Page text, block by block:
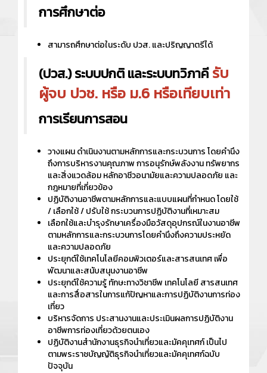
การศึกษาต่อ
สามารถศึกษาต่อในระดับ ปวส. และปริญญาตรีได้
(ปวส.) ระบบปกติ และระบบทวิภาคีรับ
ผู้จบ ปวช. หรือ ม.6 หรือเทียบเท่า
การเรียนการสอน
วางแผน ดำเนินงานตามหลักการและกระบวนการ โดยคำนึง
ถึงการบริหารงานคุณภาพ การอนุรักษ์พลังงาน ทรัพยากร
และสิ่งแวดล้อม หลักอาชีวอนามัยและความปลอดภัย และ
กฎหมายที่เกี่ยวข้อง
ปฏิบัติงานอาชีพตามหลักการและแบบแผนที่กำหนด โดยใช้
/ เลือกใช้ / ปรับใช้ กระบวนการปฏิบัติงานที่เหมาะสม
เลือกใช้และบำรุงรักษาเครื่องมือวัสดุอุปกรณ์ในงานอาชีพ
ตามหลักการและกระบวนการโดยคำนึงถึงความประหยัด
และความปลอดภัย
ประยุกต์ใช้เทคโนโลยีคอมพิวเตอร์และสารสนเทศ เพื่อ
พัฒนาและสนับสนุนงานอาชีพ
ประยุกต์ใช้ความรู้ ทักษะทางวิชาชีพ เทคโนโลยี สารสนเทศ
และการสื่อสารในการแก้ปัญหาและการปฏิบัติงานการท่อง
เที่ยว
บริหารจัดการ ประสานงานและประเมินผลการปฏิบัติงาน
อาชีพการท่องเที่ยวด้วยตนเอง
ปฏิบัติงานสำนักงานธุรกิจนำเที่ยวและมัคคุเทศก์ เป็นไป
ตามพระราชบัญญัติธุรกิจนำเที่ยวและมัคคุเทศก์ฉบับ
ปัจจุบัน